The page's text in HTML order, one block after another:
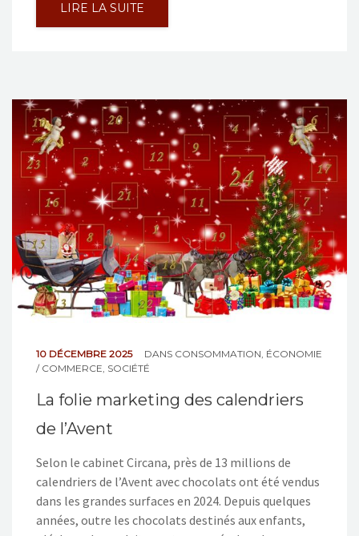
LIRE LA SUITE
10 DÉCEMBRE 2025 DANS CONSOMMATION ÉCONOMIE
/ COMMERCE SOCIÉTÉ
La folie marketing des calendriers
de l’Avent
Selon le cabinet Circana, près de 13 millions de
calendriers de l’Avent avec chocolats ont été vendus
dans les grandes surfaces en 2024. Depuis quelques
années, outre les chocolats destinés aux enfants,